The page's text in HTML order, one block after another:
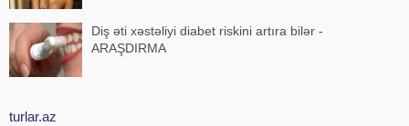
Diş əti xəstəliyi diabet riskini artıra bilər -
ARAŞDIRMA
turlar.az